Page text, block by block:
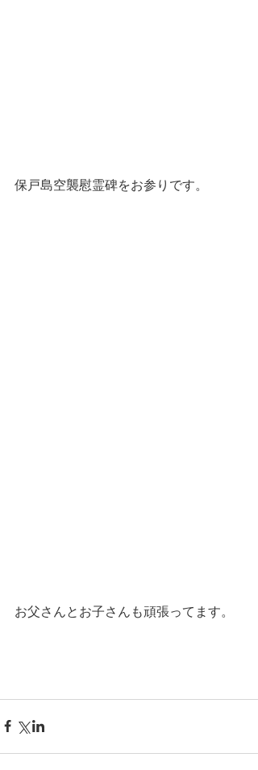
保戸島空襲慰霊碑をお参りです。
お父さんとお子さんも頑張ってます。